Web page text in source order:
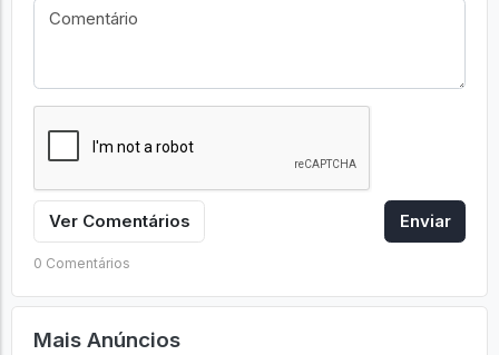
Ver Comentários Enviar
0 Comentários
Mais Anúncios